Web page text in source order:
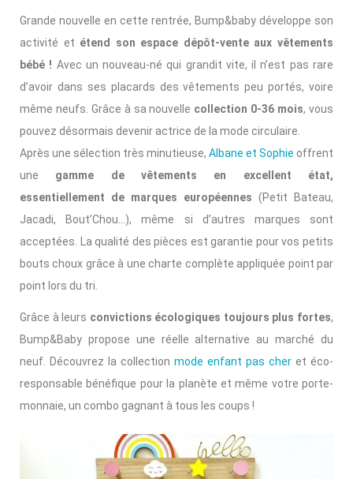
Grande nouvelle en cette rentrée, Bump&baby développe son
activité et étend son espace dépôt-vente aux vêtements
bébé ! Avec un nouveau-né qui grandit vite, il n’est pas rare
d’avoir dans ses placards des vêtements peu portés, voire
même neufs. Grâce à sa nouvelle collection 0-36 mois, vous
pouvez désormais devenir actrice de la mode circulaire.
Après une sélection très minutieuse, Albane et Sophie offrent
une gamme de vêtements en excellent état,
essentiellement de marques européennes (Petit Bateau,
Jacadi, Bout’Chou…), même si d’autres marques sont
acceptées. La qualité des pièces est garantie pour vos petits
bouts choux grâce à une charte complète appliquée point par
point lors du tri.
Grâce à leurs convictions écologiques toujours plus fortes,
Bump&Baby propose une réelle alternative au marché du
neuf. Découvrez la collection mode enfant pas cher et éco-
responsable bénéfique pour la planète et même votre porte-
monnaie, un combo gagnant à tous les coups !